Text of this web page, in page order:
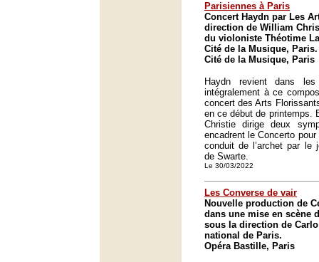
Parisiennes à Paris
Concert Haydn par Les
direction de William
du violoniste Théotime
Cité de la Musique, Paris.
Cité de la Musique, Paris
Haydn revient dans
intégralement à ce
concert des Arts
en ce début de printemps.
Christie dirige deux
encadrent le Concerto
conduit de l’archet par le
de Swarte.
Le 30/03/2022
Les Converse de vair
Nouvelle production de
dans une mise en scène
sous la direction de Carlo
national de Paris.
Opéra Bastille, Paris